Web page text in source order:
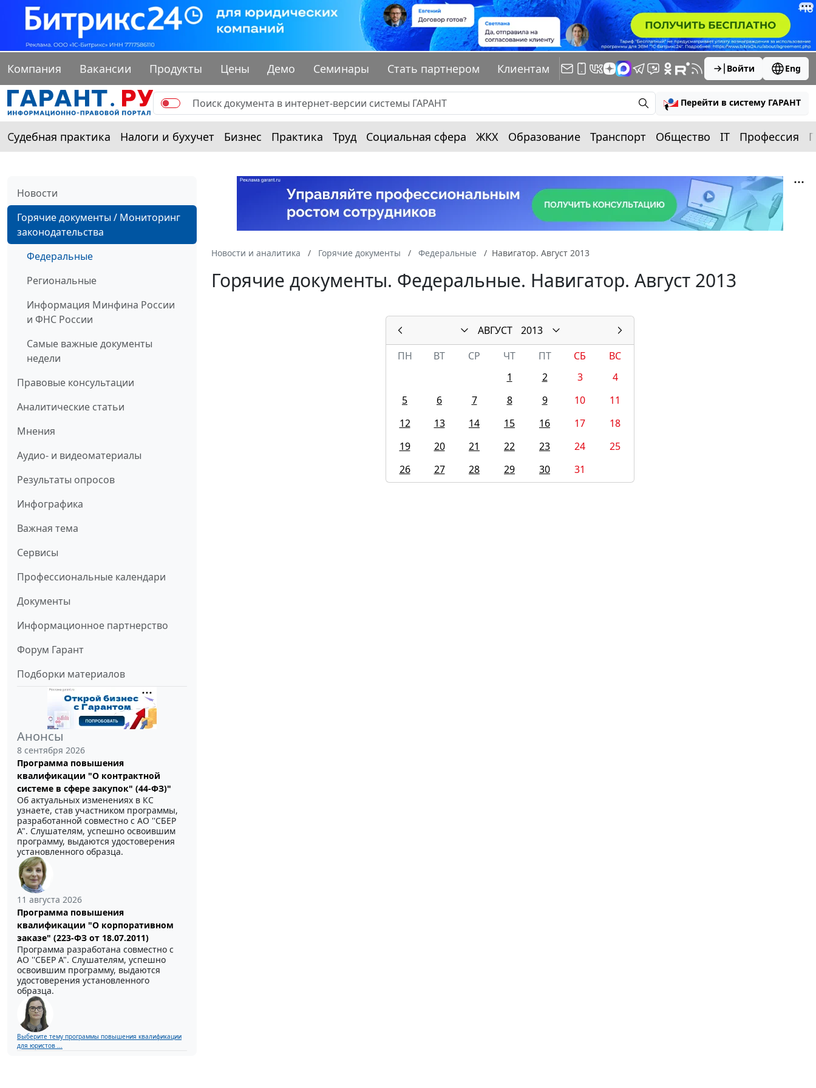
Компания Вакансии Продукты Цены Демо Семинары Стать партнером Клиентам Войти Eng
Перейти в систему ГАРАНТ
Судебная практика Налоги и бухучет Бизнес Практика Труд Социальная сфера ЖКХ Образование Транспорт Общество IT Профессия
Новости
Горячие документы / Мониторинг
законодательства
Федеральные
Региональные
Информация Минфина России
и ФНС России
Самые важные документы
недели
Правовые консультации
Аналитические статьи
Мнения
Аудио- и видеоматериалы
Результаты опросов
Инфографика
Важная тема
Сервисы
Профессиональные календари
Документы
Информационное партнерство
Форум Гарант
Подборки материалов
Анонсы
8 сентября 2026
Программа повышения
квалификации "О контрактной
системе в сфере закупок" (44-ФЗ)"
Об актуальных изменениях в КС
узнаете, став участником программы,
разработанной совместно с АО ''СБЕР
А". Слушателям, успешно освоившим
программу, выдаются удостоверения
установленного образца.
11 августа 2026
Программа повышения
квалификации "О корпоративном
заказе" (223-ФЗ от 18.07.2011)
Программа разработана совместно с
АО ''СБЕР А". Слушателям, успешно
освоившим программу, выдаются
удостоверения установленного
образца.
Выберите тему программы повышения квалификации
для юристов ...
Новости и аналитика Горячие документы Федеральные Навигатор. Август 2013
Горячие документы. Федеральные. Навигатор. Август 2013
АВГУСТ
2013
ПН
ВТ СР ЧТ ПТ СБ
ВС
1
2 3
4
5
6 7 8 9 10
11
12
13 14 15 16 17
18
19
20 21 22 23 24
25
26
27 28 29 30 31